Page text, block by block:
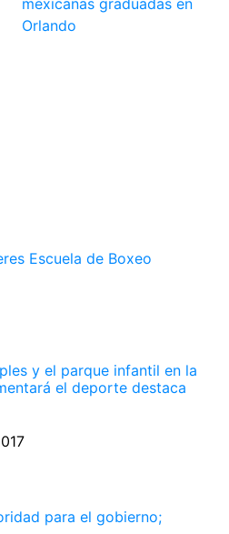
mexicanas graduadas en
Orlando
Escuela de Boxeo
y el parque infantil en la
el deporte destaca
para el gobierno;